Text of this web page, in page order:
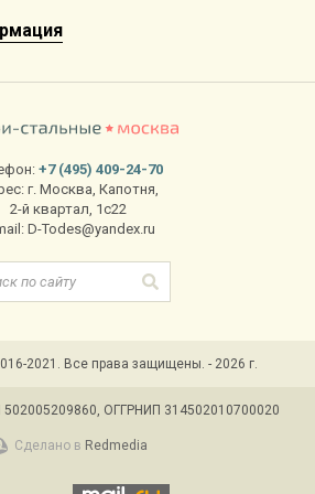
+7 (495) 409-24-70
г. Москва, Капотня,
2-й квартал, 1с22
D-Todes@yandex.ru
2021. Все права защищены. - 2026 г.
ОГГРНИП 314502010700020
Сделано в Redmedia